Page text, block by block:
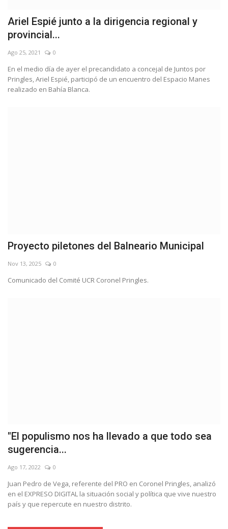
Ariel Espié junto a la dirigencia regional y
provincial...
Ago 25, 2021 0
En el medio día de ayer el precandidato a concejal de Juntos por
Pringles, Ariel Espié, participó de un encuentro del Espacio Manes
realizado en Bahía Blanca.
Proyecto piletones del Balneario Municipal
Nov 13, 2025 0
Comunicado del Comité UCR Coronel Pringles.
"El populismo nos ha llevado a que todo sea
sugerencia...
Ago 17, 2022 0
Juan Pedro de Vega, referente del PRO en Coronel Pringles, analizó
en el EXPRESO DIGITAL la situación social y política que vive nuestro
país y que repercute en nuestro distrito.